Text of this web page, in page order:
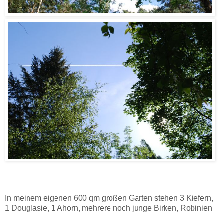
In meinem eigenen 600 qm großen Garten stehen 3 Kiefern,
1 Douglasie, 1 Ahorn, mehrere noch junge Birken, Robinien